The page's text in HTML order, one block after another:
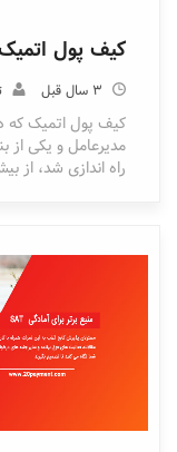
کیف پول
3 سال قبل
راه اندازی شد، از بیش از 500 ارز دیجیتال